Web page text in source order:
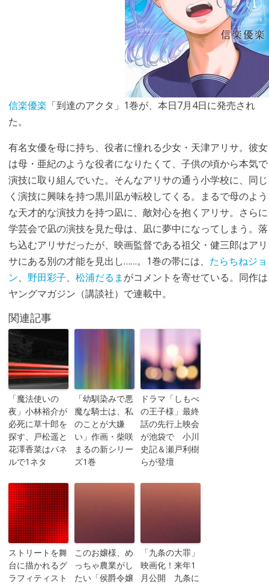
信楽優楽 「到達のアクタ」1巻が、本日7月4日に発売され
た。
有名女優を母に持ち、役者に憧れる少女・天津アリサ。彼女
は母・亜紀のような役者になりたくて、子供の頃から本気で
演技に取り組んでいた。そんなアリサの通う小学校に、同じ
く演技に興味を持つ黒川凪が転校してくる。まるで母のよう
な天才的な演技力を持つ凪に、敵対心を抱くアリサ。さらに
学芸会で凪の演技を見た母は、凪に夢中になってしまう。落
ち込むアリサだったが、映画監督である祖父・健三郎はアリ
サにある別の才能を見出し……。1巻の帯には、 たらちねジョ
ン、 野田彩子、 松浦だるま がコメントを寄せている。同作は
ヤングマガジン（講談社）で連載中。
関連記事
「魔法使いの
夜」小林裕介が
必死に草十郎を
探す、戸松遥と
花澤香菜はパネ
ルで1ネタ
「幼馴染みで悪
魔な騎士は、私
のことが大嫌
い」作画・柴咲
まるの新シリー
ズ1巻
ドラマ「しもべ
の王子様」最終
話の先行上映会
が池袋で 小川
史記＆瀬戸利樹
らが登壇
ストリートを舞
台に描かれるグ
ラフィティスト
このお嬢様、め
っちゃ農業がし
たい「侯爵令嬢
「九条の大罪」
映画化！来年1
月公開 九条に